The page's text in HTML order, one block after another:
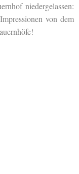
niedergelassen:
von dem